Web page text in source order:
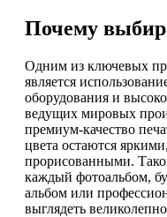
Почему
Одним из ключевых
является
оборудования и
ведущих мировых
премиум-качество
цвета остаются
прорисованными.
каждый фотоальбом,
альбом или
выглядеть